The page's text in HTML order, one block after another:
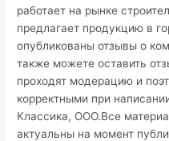
работает на рынке
предлагает продукцию в
опубликованы отзывы о
также можете оставить
проходят модерацию и
корректными при
Классика, ООО.Все
актуальны на момент